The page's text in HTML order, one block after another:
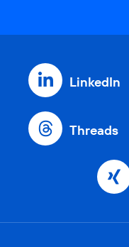
LinkedIn
Threads